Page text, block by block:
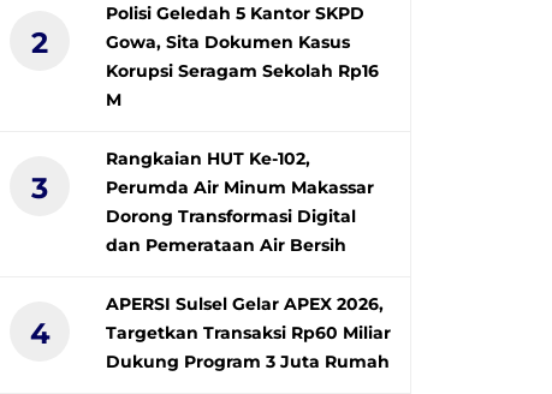
2
Polisi Geledah 5 Kantor SKPD
Gowa, Sita Dokumen Kasus
Korupsi Seragam Sekolah Rp16
M
3
Rangkaian HUT Ke-102,
Perumda Air Minum Makassar
Dorong Transformasi Digital
dan Pemerataan Air Bersih
4
APERSI Sulsel Gelar APEX 2026,
Targetkan Transaksi Rp60 Miliar
Dukung Program 3 Juta Rumah